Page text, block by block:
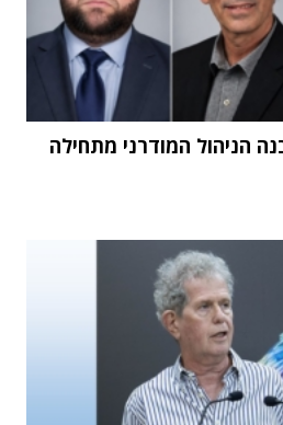
הניהול המודרני מתחילה